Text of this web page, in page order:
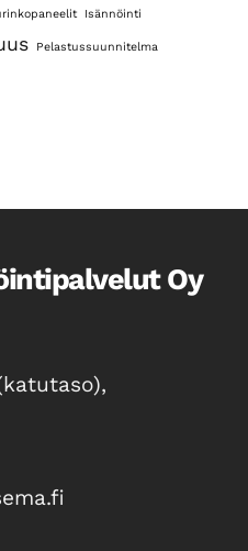
osakkeenomistajalle
Isännöinti
Pelastussuunnitelma
Oy